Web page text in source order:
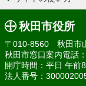
秋田市役所
〒010-8560 秋田市
秋田市窓口案内電話
開庁時間：平日 午前
法人番号：